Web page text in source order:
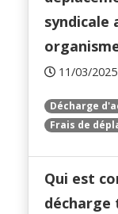
syndicale
11/03/2025
Décharge
Frais de
Qui est